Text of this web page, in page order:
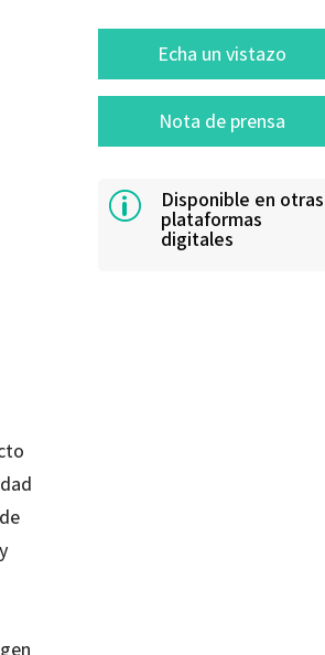
Echa un vistazo
Nota de prensa
p Disponible en otras
plataformas
digitales